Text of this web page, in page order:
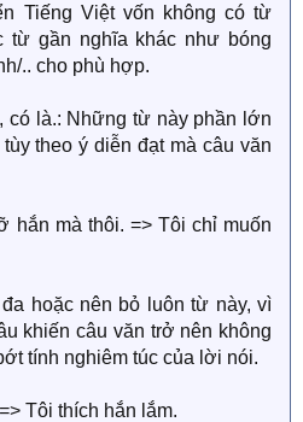
Tiếng Việt vốn không có từ
từ gần nghĩa khác như bóng
.. cho phù hợp.
có là.: Những từ này phần lớn
theo ý diễn đạt mà câu văn
hắn mà thôi. => Tôi chỉ muốn
hoặc nên bỏ luôn từ này, vì
khiến câu văn trở nên không
tính nghiêm túc của lời nói.
Tôi thích hắn lắm.